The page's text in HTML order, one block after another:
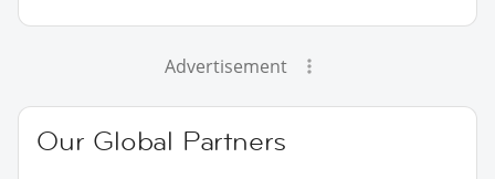
Advertisement
Our Global Partners